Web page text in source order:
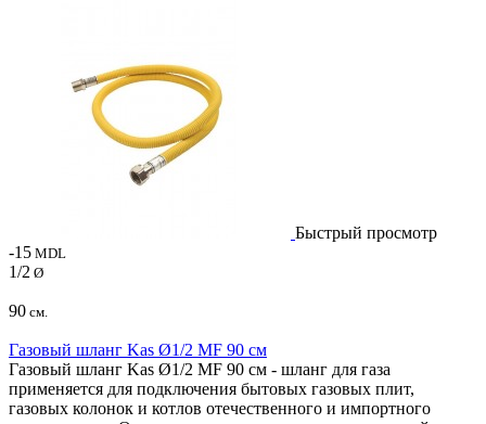
Быстрый просмотр
-15 MDL
1/2 Ø
90 см.
Газовый шланг Kas Ø1/2 MF 90 см
Газовый шланг Kas Ø1/2 MF 90 см - шланг для газа
применяется для подключения бытовых газовых плит,
газовых колонок и котлов отечественного и импортного